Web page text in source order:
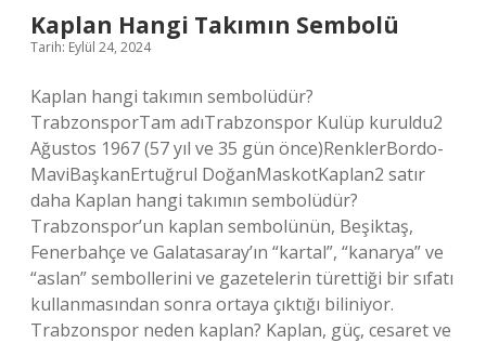
Kaplan Hangi Takımın Sembolü
Tarih: Eylül 24, 2024
Kaplan hangi takımın sembolüdür?
TrabzonsporTam adıTrabzonspor Kulüp kuruldu2
Ağustos 1967 (57 yıl ve 35 gün önce)RenklerBordo-
MaviBaşkanErtuğrul DoğanMaskotKaplan2 satır
daha Kaplan hangi takımın sembolüdür?
Trabzonspor’un kaplan sembolünün, Beşiktaş,
Fenerbahçe ve Galatasaray’ın “kartal”, “kanarya” ve
“aslan” sembollerini ve gazetelerin türettiği bir sıfatı
kullanmasından sonra ortaya çıktığı biliniyor.
Trabzonspor neden kaplan? Kaplan, güç, cesaret ve